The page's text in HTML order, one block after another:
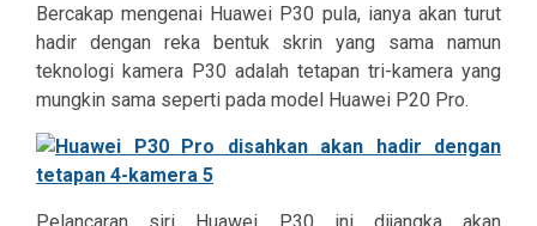
Bercakap mengenai Huawei P30 pula, ianya akan turut
hadir dengan reka bentuk skrin yang sama namun
teknologi kamera P30 adalah tetapan tri-kamera yang
mungkin sama seperti pada model Huawei P20 Pro.